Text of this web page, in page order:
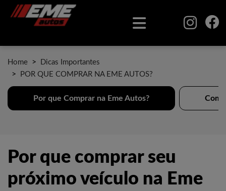
Home
Dicas Importantes
POR QUE COMPRAR NA EME AUTOS?
Por que Comprar na Eme Autos?
Por que comprar seu
próximo veículo na Eme